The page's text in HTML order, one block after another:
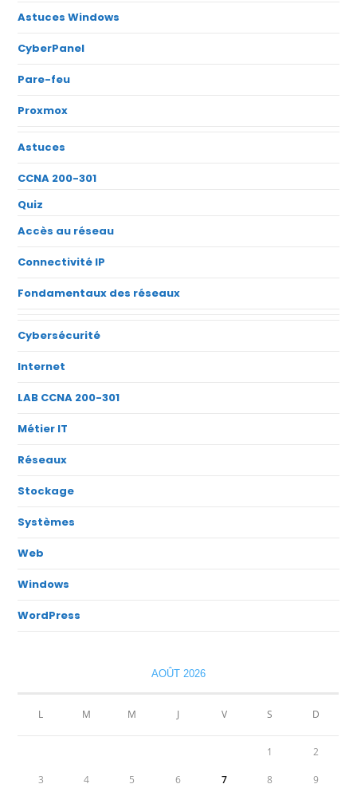
Astuces Windows
CyberPanel
Pare-feu
Proxmox
Astuces
CCNA 200-301
Quiz
Accès au réseau
Connectivité IP
Fondamentaux des réseaux
Cybersécurité
Internet
LAB CCNA 200-301
Métier IT
Réseaux
Stockage
Systèmes
Web
Windows
WordPress
AOÛT 2026
L M M J V S D
1 2
3 4 5 6 7 8 9